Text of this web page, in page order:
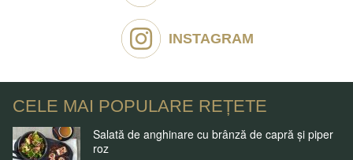
INSTAGRAM
CELE MAI POPULARE REȚETE
Salată de anghinare cu brânză de capră și piper
roz